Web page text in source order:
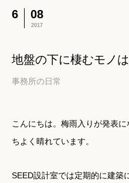
6 08
2017
地盤の下に棲むモノ
事務所の日常
こんにちは。梅雨入りが発表
ちよく晴れています。
SEED設計室では定期的に建築